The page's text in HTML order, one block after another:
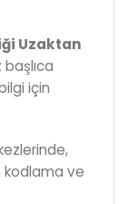
Uzaktan
için
kodlama ve